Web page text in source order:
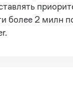
более 2 милн